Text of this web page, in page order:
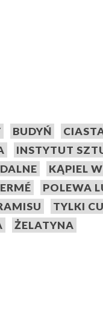
BUDYŃ
INSTYTUT
KĄPIEL
POLEWA
TYLKI
ŻELATYNA